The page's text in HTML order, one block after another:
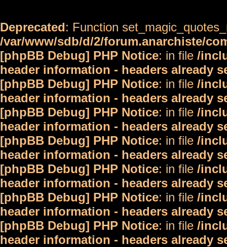
Deprecated: Function
/var/www/sdb/d/2/forum.anarchiste/
[phpBB Debug] PHP Notice: in file /
header information - headers already
[phpBB Debug] PHP Notice: in file /
header information - headers already
[phpBB Debug] PHP Notice: in file /
header information - headers already
[phpBB Debug] PHP Notice: in file /
header information - headers already
[phpBB Debug] PHP Notice: in file /
header information - headers already
[phpBB Debug] PHP Notice: in file /
header information - headers already
[phpBB Debug] PHP Notice: in file /
header information - headers already